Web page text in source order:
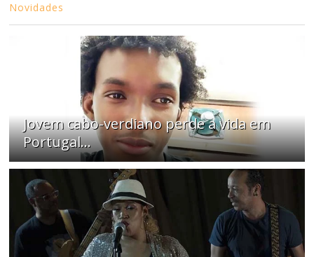
Novidades
Jovem cabo-verdiano perde a vida em
Portugal...